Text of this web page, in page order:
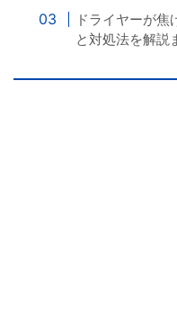
ドライヤーが
と対処法を解説